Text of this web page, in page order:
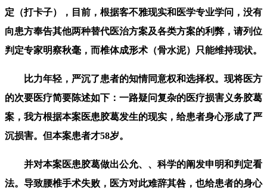
定（打卡子），目前，根据客不雅现实和医学专业学问，没有
向患方奉告其他两种替代医治方案及各类方案的利弊，请列位
判定专家明察秋毫，而椎体成形术（骨水泥）只能维持现状。
比力年轻，严沉了患者的知情同意权和选择权。现将医方
的次要医疗简要陈述如下：一路疑问复杂的医疗损害义务胶葛
案，我方根据本案医患胶葛发生的现实，给患者身心形成了严
沉损害。但本案患者才58岁。
并对本案医患胶葛做出公允、、科学的阐发申明和判定看
法。导致腰椎手术失败，医方对此难辞其咎，也给患者的身心